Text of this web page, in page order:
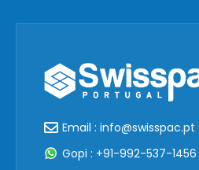
Email : info@swisspac.pt
Gopi : +91-992-537-1456